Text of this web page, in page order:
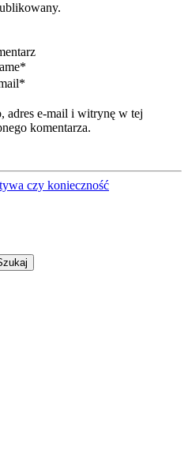
adres e-mail i witrynę w tej
komentarza.
czy konieczność